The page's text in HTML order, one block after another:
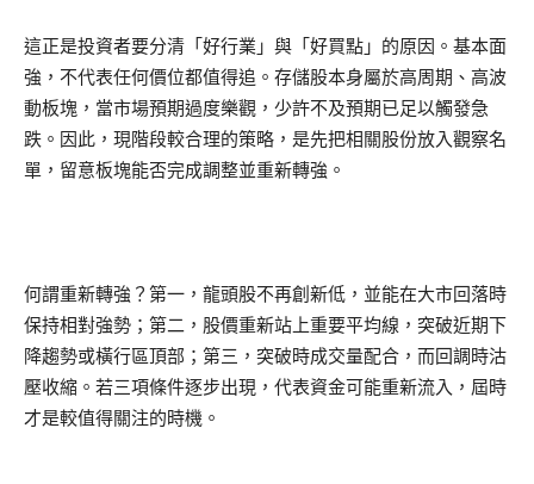
這正是投資者要分清「好行業」與「好買點」的原因。基本面
強，不代表任何價位都值得追。存儲股本身屬於高周期、高波
動板塊，當市場預期過度樂觀，少許不及預期已足以觸發急
跌。因此，現階段較合理的策略，是先把相關股份放入觀察名
單，留意板塊能否完成調整並重新轉強。
何謂重新轉強？第一，龍頭股不再創新低，並能在大市回落時
保持相對強勢；第二，股價重新站上重要平均線，突破近期下
降趨勢或橫行區頂部；第三，突破時成交量配合，而回調時沽
壓收縮。若三項條件逐步出現，代表資金可能重新流入，屆時
才是較值得關注的時機。